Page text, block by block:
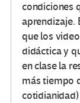
condiciones
aprendizaje.
que los
didáctica y
en clase la
más tiempo